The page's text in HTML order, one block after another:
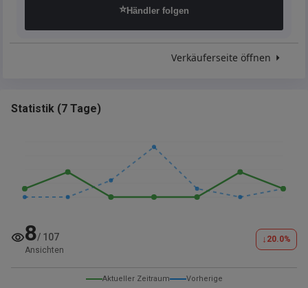
⭐Händler folgen
Verkäuferseite öffnen
Statistik (7 Tage)
8/ 107
Ansichten
↓ 20.0%
Aktueller Zeitraum Vorherige